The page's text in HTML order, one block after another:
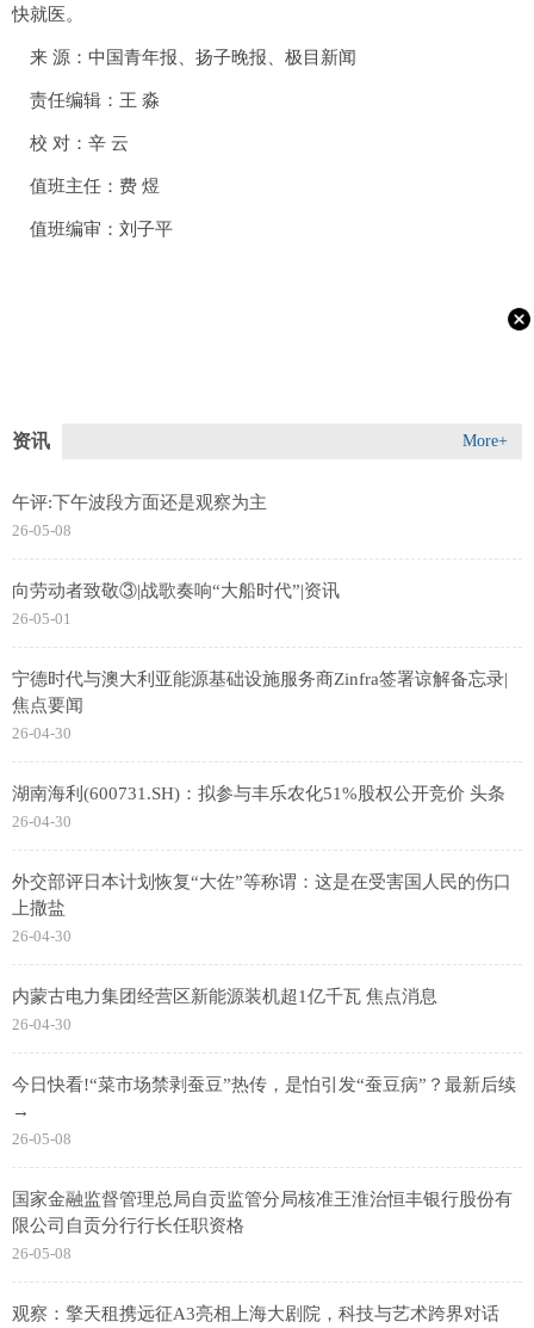
快就医。
来 源：中国青年报、扬子晚报、极目新闻
责任编辑：王 淼
校 对：辛 云
值班主任：费 煜
值班编审：刘子平
资讯 More+
午评:下午波段方面还是观察为主
26-05-08
向劳动者致敬③|战歌奏响“大船时代”|资讯
26-05-01
宁德时代与澳大利亚能源基础设施服务商Zinfra签署谅解备忘录|
焦点要闻
26-04-30
湖南海利(600731.SH)：拟参与丰乐农化51%股权公开竞价 头条
26-04-30
外交部评日本计划恢复“大佐”等称谓：这是在受害国人民的伤口
上撒盐
26-04-30
内蒙古电力集团经营区新能源装机超1亿千瓦 焦点消息
26-04-30
今日快看!“菜市场禁剥蚕豆”热传，是怕引发“蚕豆病”？最新后续
→
26-05-08
国家金融监督管理总局自贡监管分局核准王淮治恒丰银行股份有
限公司自贡分行行长任职资格
26-05-08
观察：擎天租携远征A3亮相上海大剧院，科技与艺术跨界对话